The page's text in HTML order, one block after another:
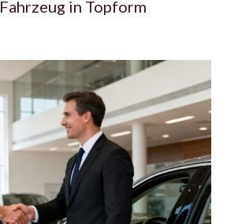
in Topform